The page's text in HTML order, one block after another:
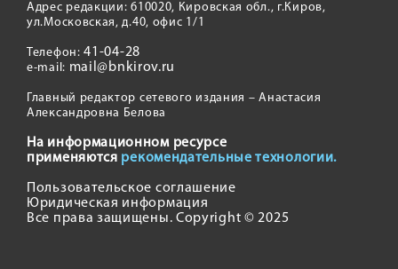
Адрес редакции: 610020, Кировская обл., г.Киров,
ул.Московская, д.40, офис 1/1
Телефон:41-04-28
e-mail: mail@bnkirov.ru
Главный редактор сетевого издания – Анастасия
Александровна Белова
На информационном ресурсе
применяются рекомендательные технологии.
Пользовательское соглашение
Юридическая информация
Все права защищены. Copyright © 2025